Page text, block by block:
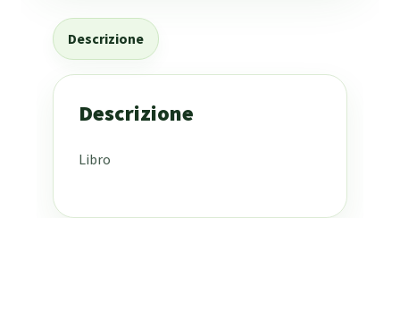
Descrizione
Descrizione
Libro